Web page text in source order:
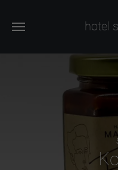
hotel